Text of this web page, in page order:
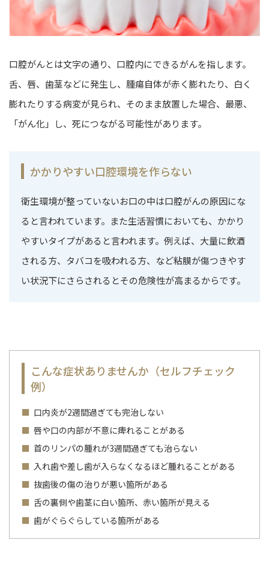
口腔がんとは文字の通り、口腔内にできるがんを指します。
舌、唇、歯茎などに発生し、腫瘍自体が赤く膨れたり、白く
膨れたりする病変が見られ、そのまま放置した場合、最悪、
「がん化」し、死につながる可能性があります。
かかりやすい口腔環境を作らない
衛生環境が整っていないお口の中は口腔がんの原因にな
ると言われています。また生活習慣においても、かかり
やすいタイプがあると言われます。例えば、大量に飲酒
される方、タバコを吸われる方、など粘膜が傷つきやす
い状況下にさらされるとその危険性が高まるからです。
こんな症状ありませんか（セルフチェック
例）
口内炎が2週間過ぎても完治しない
唇や口の内部が不意に痺れることがある
首のリンパの腫れが3週間過ぎても治らない
入れ歯や差し歯が入らなくなるほど腫れることがある
抜歯後の傷の治りが悪い箇所がある
舌の裏側や歯茎に白い箇所、赤い箇所が見える
歯がぐらぐらしている箇所がある